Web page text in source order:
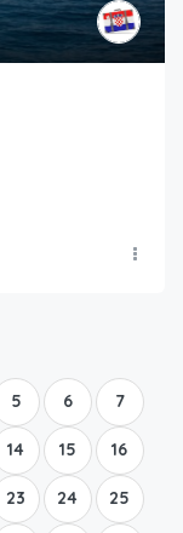
5 6 7
14 15 16
23 24 25